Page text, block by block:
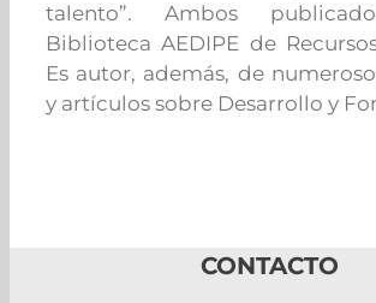
talento”. Ambos
Biblioteca AEDIPE de
Es autor, además, de
y artículos sobre Desarrollo y
CONTACTO